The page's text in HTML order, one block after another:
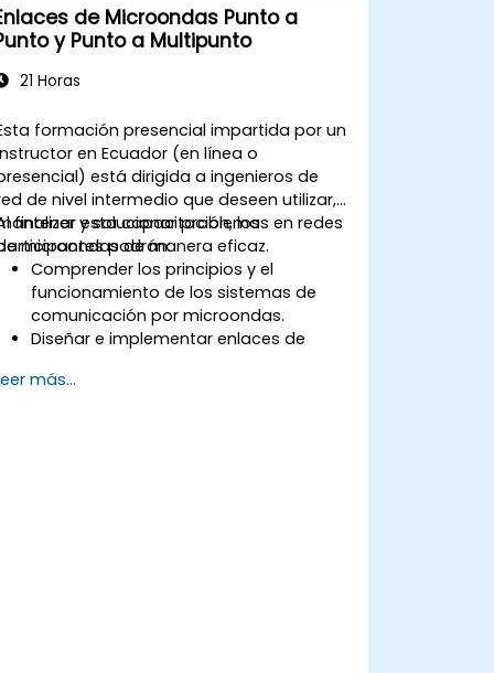
de Microondas Punto a
y Punto a Multipunto
21 Horas
formación presencial impartida por un
en Ecuador (en línea o
está dirigida a ingenieros de
de nivel intermedio que deseen utilizar,
y solucionar problemas en redes
microondas de manera eficaz.
finalizar esta capacitación, los
podrán:
Comprender los principios y el
funcionamiento de los sistemas de
comunicación por microondas.
Diseñar e implementar enlaces de
multipunto.
más...